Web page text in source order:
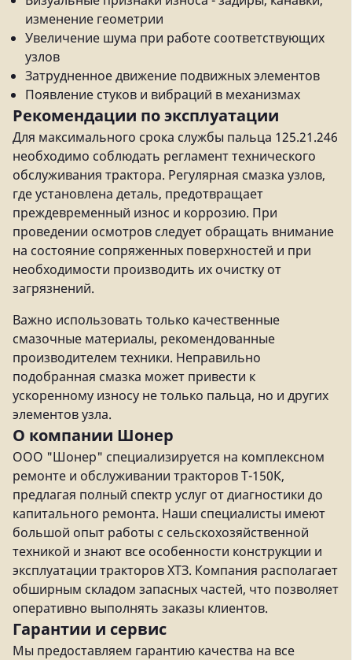
изменение геометрии
Увеличение шума при работе соответствующих
узлов
Затрудненное движение подвижных элементов
Появление стуков и вибраций в механизмах
Рекомендации по эксплуатации
Для максимального срока службы пальца 125.21.246
необходимо соблюдать регламент технического
обслуживания трактора. Регулярная смазка узлов,
где установлена деталь, предотвращает
преждевременный износ и коррозию. При
проведении осмотров следует обращать внимание
на состояние сопряженных поверхностей и при
необходимости производить их очистку от
загрязнений.
Важно использовать только качественные
смазочные материалы, рекомендованные
производителем техники. Неправильно
подобранная смазка может привести к
ускоренному износу не только пальца, но и других
элементов узла.
О компании Шонер
ООО "Шонер" специализируется на комплексном
ремонте и обслуживании тракторов Т-150К,
предлагая полный спектр услуг от диагностики до
капитального ремонта. Наши специалисты имеют
большой опыт работы с сельскохозяйственной
техникой и знают все особенности конструкции и
эксплуатации тракторов ХТЗ. Компания располагает
обширным складом запасных частей, что позволяет
оперативно выполнять заказы клиентов.
Гарантии и сервис
Мы предоставляем гарантию качества на все